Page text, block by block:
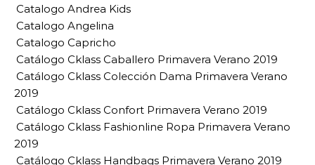
Catalogo Andrea Kids
Catalogo Angelina
Catalogo Capricho
Catálogo Cklass Caballero Primavera Verano 2019
Catálogo Cklass Colección Dama Primavera Verano
2019
Catálogo Cklass Confort Primavera Verano 2019
Catálogo Cklass Fashionline Ropa Primavera Verano
2019
Catálogo Cklass Handbags Primavera Verano 2019